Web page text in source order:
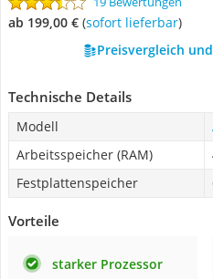
ab 199,00 € ( Sofort lieferbar)
Preisvergleich
Technische Details
Modell
Arbeitsspeicher (RAM)
Festplattenspeicher
Vorteile
starker Prozessor